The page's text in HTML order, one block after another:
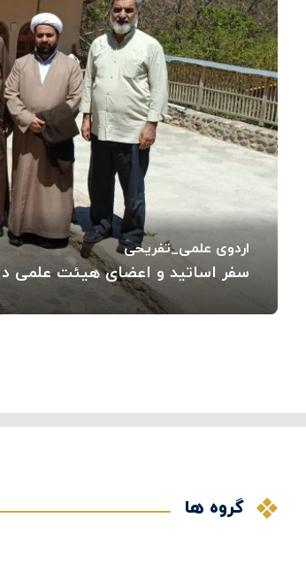
اردوی علمی_تفریحی
سفر اساتید و اعضای هیئت علمی
گروه ها